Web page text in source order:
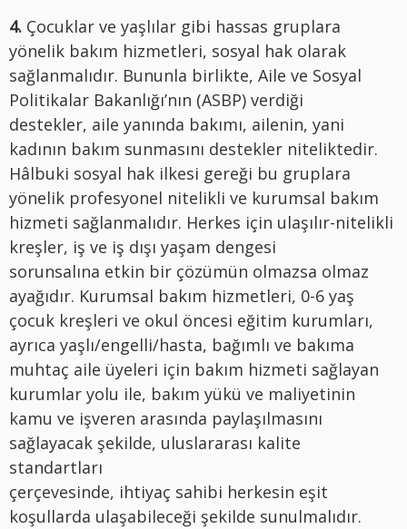
4. Çocuklar ve yaşlılar gibi hassas gruplara
yönelik bakım hizmetleri, sosyal hak olarak
sağlanmalıdır. Bununla birlikte, Aile ve Sosyal
Politikalar Bakanlığı’nın (ASBP) verdiği
destekler, aile yanında bakımı, ailenin, yani
kadının bakım sunmasını destekler niteliktedir.
Hâlbuki sosyal hak ilkesi gereği bu gruplara
yönelik profesyonel nitelikli ve kurumsal bakım
hizmeti sağlanmalıdır. Herkes için ulaşılır-nitelikli
kreşler, iş ve iş dışı yaşam dengesi
sorunsalına etkin bir çözümün olmazsa olmaz
ayağıdır. Kurumsal bakım hizmetleri, 0-6 yaş
çocuk kreşleri ve okul öncesi eğitim kurumları,
ayrıca yaşlı/engelli/hasta, bağımlı ve bakıma
muhtaç aile üyeleri için bakım hizmeti sağlayan
kurumlar yolu ile, bakım yükü ve maliyetinin
kamu ve işveren arasında paylaşılmasını
sağlayacak şekilde, uluslararası kalite
standartları
çerçevesinde, ihtiyaç sahibi herkesin eşit
koşullarda ulaşabileceği şekilde sunulmalıdır.